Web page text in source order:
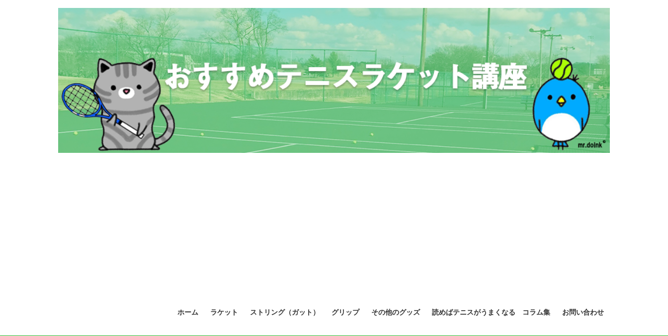
ホーム ラケット ストリング（ガット） グリップ その他のグッズ 読めばテニスがうまくなる コラム集 お問い合わせ